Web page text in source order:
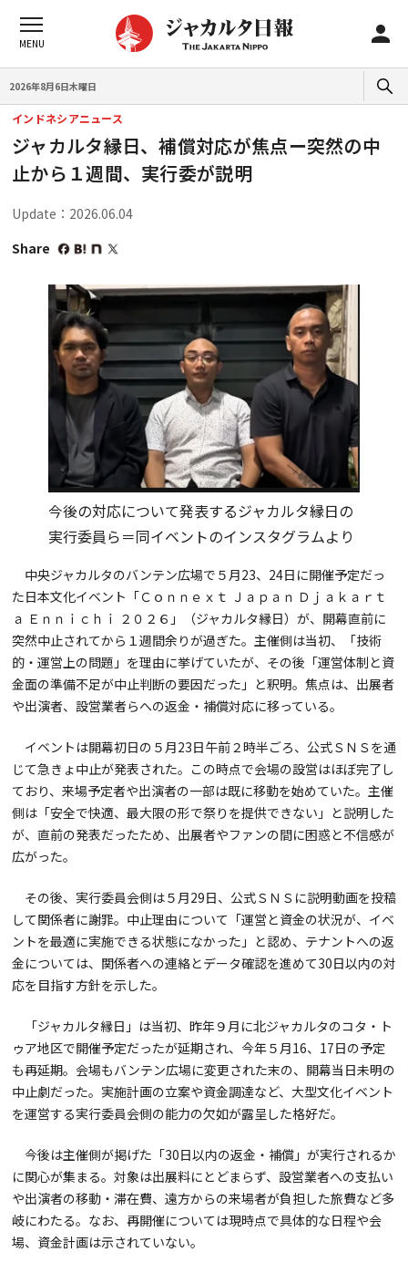
2026年8月6日木曜日
インドネシアニュース
ジャカルタ縁日、補償対応が焦点ー突然の中
止から１週間、実行委が説明
Update：2026.06.04
Share
今後の対応について発表するジャカルタ縁日の
実行委員ら＝同イベントのインスタグラムより
中央ジャカルタのバンテン広場で５月23、24日に開催予定だっ
た日本文化イベント「Ｃｏｎｎｅｘｔ Ｊａｐａｎ Ｄｊａｋａｒｔ
ａ Ｅｎｎｉｃｈｉ ２０２６」（ジャカルタ縁日）が、開幕直前に
突然中止されてから１週間余りが過ぎた。主催側は当初、「技術
的・運営上の問題」を理由に挙げていたが、その後「運営体制と資
金面の準備不足が中止判断の要因だった」と釈明。焦点は、出展者
や出演者、設営業者らへの返金・補償対応に移っている。
イベントは開幕初日の５月23日午前２時半ごろ、公式ＳＮＳを通
じて急きょ中止が発表された。この時点で会場の設営はほぼ完了し
ており、来場予定者や出演者の一部は既に移動を始めていた。主催
側は「安全で快適、最大限の形で祭りを提供できない」と説明した
が、直前の発表だったため、出展者やファンの間に困惑と不信感が
広がった。
その後、実行委員会側は５月29日、公式ＳＮＳに説明動画を投稿
して関係者に謝罪。中止理由について「運営と資金の状況が、イベ
ントを最適に実施できる状態になかった」と認め、テナントへの返
金については、関係者への連絡とデータ確認を進めて30日以内の対
応を目指す方針を示した。
「ジャカルタ縁日」は当初、昨年９月に北ジャカルタのコタ・ト
ゥア地区で開催予定だったが延期され、今年５月16、17日の予定
も再延期。会場もバンテン広場に変更された末の、開幕当日未明の
中止劇だった。実施計画の立案や資金調達など、大型文化イベント
を運営する実行委員会側の能力の欠如が露呈した格好だ。
今後は主催側が掲げた「30日以内の返金・補償」が実行されるか
に関心が集まる。対象は出展料にとどまらず、設営業者への支払い
や出演者の移動・滞在費、遠方からの来場者が負担した旅費など多
岐にわたる。なお、再開催については現時点で具体的な日程や会
場、資金計画は示されていない。